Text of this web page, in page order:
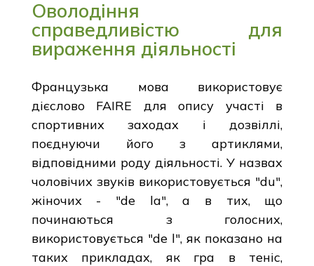
Оволодіння
справедливістю для
вираження діяльності
Французька мова використовує
дієслово FAIRE для опису участі в
спортивних заходах і дозвіллі,
поєднуючи його з артиклями,
відповідними роду діяльності. У назвах
чоловічих звуків використовується "du",
жіночих - "de la", а в тих, що
починаються з голосних,
використовується "de l", як показано на
таких прикладах, як гра в теніс,